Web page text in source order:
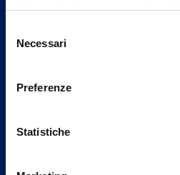
più su chi siamo, come può
può trovare nel footer del sito
delNecessari
Preferenze
Statistiche